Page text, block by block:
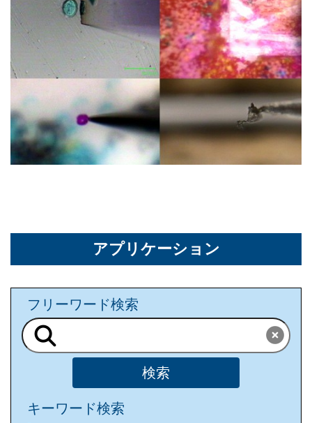
アプリケーション
フリーワード検索
キーワード検索